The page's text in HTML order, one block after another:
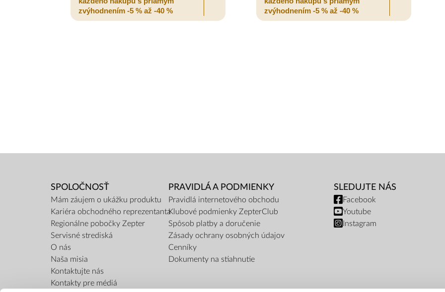
zvýhodnením -5 % až -40 %
zvýhodnením -5 % až -40 %
SPOLOČNOSŤ
Mám záujem o ukážku produktu
Kariéra obchodného reprezentanta
Regionálne pobočky Zepter
Servisné strediská
O nás
Naša misia
Kontaktujte nás
Kontakty pre médiá
PRAVIDLÁ A PODMIENKY
Pravidlá internetového obchodu
Klubové podmienky ZepterClub
Spôsob platby a doručenie
Zásady ochrany osobných údajov
Cenníky
Dokumenty na stiahnutie
SLEDUJTE NÁS
Facebook
Youtube
Instagram